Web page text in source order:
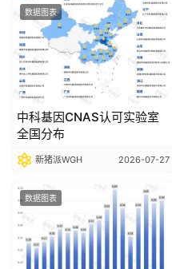
据
图
表
今
日
猪
价
数据图表
中科基因CNAS认可实验室
全国分布
新猪派WGH 2026-07-27
数据图表